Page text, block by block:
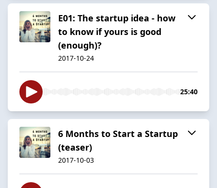
E01: The startup idea - how
to know if yours is good
(enough)?
2017-10-24
25:40
6 Months to Start a Startup
(teaser)
2017-10-03